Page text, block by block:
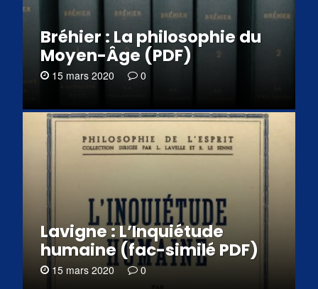
Bréhier : La philosophie du
Moyen-Âge (PDF)
15 mars 2020 0
Lavigne : L’Inquiétude
humaine (fac-similé PDF)
15 mars 2020 0